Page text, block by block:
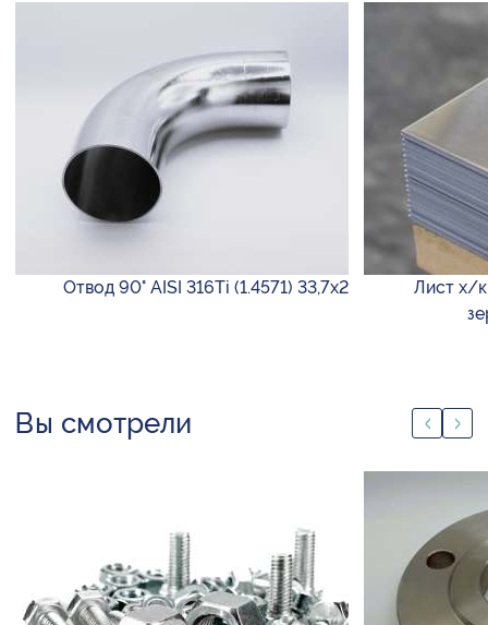
Отвод 90° AISI 316Ti (1.4571) 33,7х2
Лист х/
Вы смотрели